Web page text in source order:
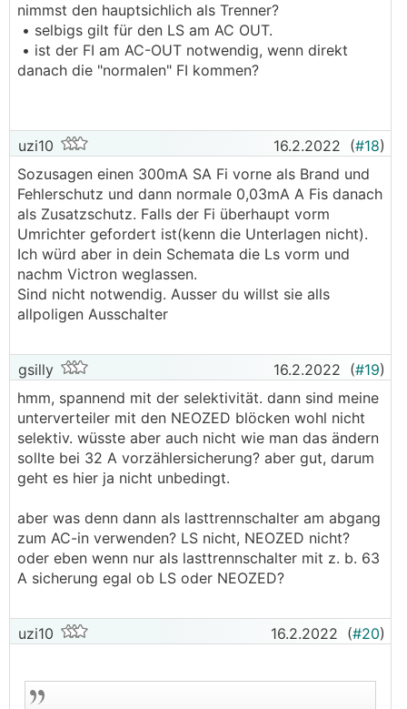
nimmst den hauptsichlich als Trenner?
• selbigs gilt für den LS am AC OUT.
• ist der FI am AC-OUT notwendig, wenn direkt
danach die "normalen" FI kommen?
uzi10 16.2.2022 (#18)
Sozusagen einen 300mA SA Fi vorne als Brand und
Fehlerschutz und dann normale 0,03mA A Fis danach
als Zusatzschutz. Falls der Fi überhaupt vorm
Umrichter gefordert ist(kenn die Unterlagen nicht).
Ich würd aber in dein Schemata die Ls vorm und
nachm Victron weglassen.
Sind nicht notwendig. Ausser du willst sie alls
allpoligen Ausschalter
gsilly 16.2.2022 (#19)
hmm, spannend mit der selektivität. dann sind meine
unterverteiler mit den NEOZED blöcken wohl nicht
selektiv. wüsste aber auch nicht wie man das ändern
sollte bei 32 A vorzählersicherung? aber gut, darum
geht es hier ja nicht unbedingt.
aber was denn dann als lasttrennschalter am abgang
zum AC-in verwenden? LS nicht, NEOZED nicht?
oder eben wenn nur als lasttrennschalter mit z. b. 63
A sicherung egal ob LS oder NEOZED?
uzi10 16.2.2022 (#20)